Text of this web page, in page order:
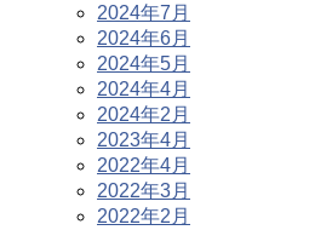
2024年7月
2024年6月
2024年5月
2024年4月
2024年2月
2023年4月
2022年4月
2022年3月
2022年2月